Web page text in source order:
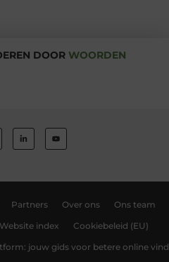
DOOR WOORDEN
Partners Over ons Ons team
Website index Cookiebeleid (EU)
jouw gids voor betere online